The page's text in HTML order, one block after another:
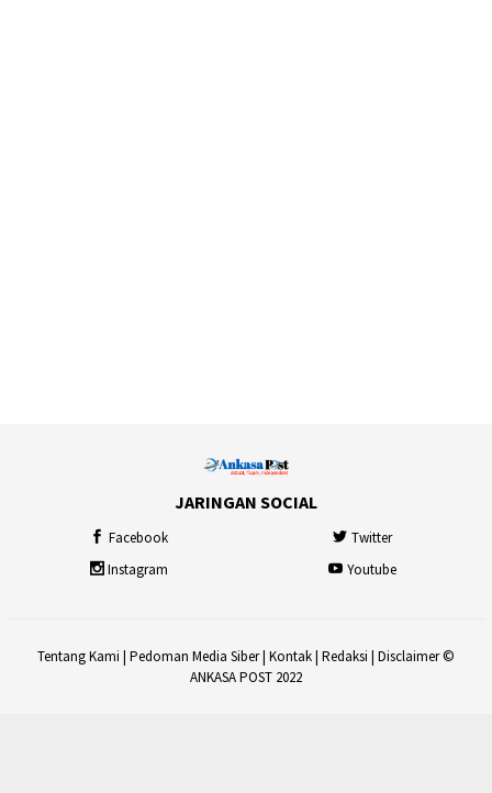
JARINGAN SOCIAL
Facebook
Twitter
Instagram
Youtube
Tentang Kami | Pedoman Media Siber| Kontak| Redaksi | Disclaimer©
ANKASA POST 2022